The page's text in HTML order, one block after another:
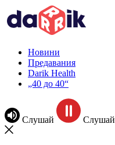
Новини
Предавания
Darik Health
„40 до 40“
Слушай Слушай